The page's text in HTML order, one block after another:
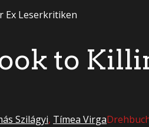
to
Szilágyi, Tímea Virga